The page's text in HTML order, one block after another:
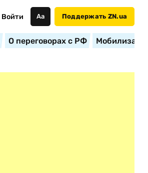
Войти Аа Поддержать ZN.ua
О переговорах с РФ